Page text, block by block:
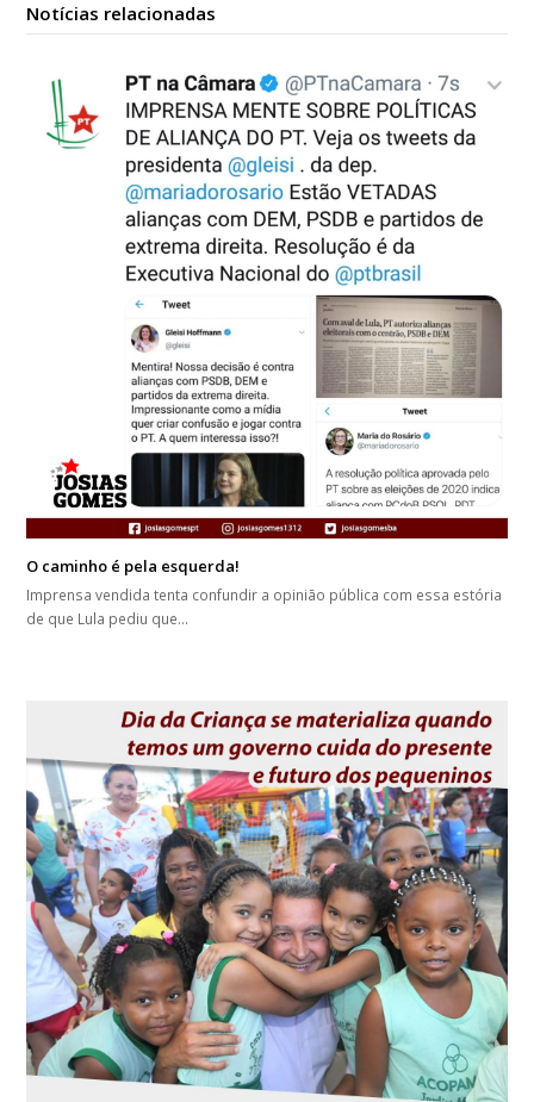
Notícias relacionadas
O caminho é pela esquerda!
Imprensa vendida tenta confundir a opinião pública com essa estória
de que Lula pediu que…